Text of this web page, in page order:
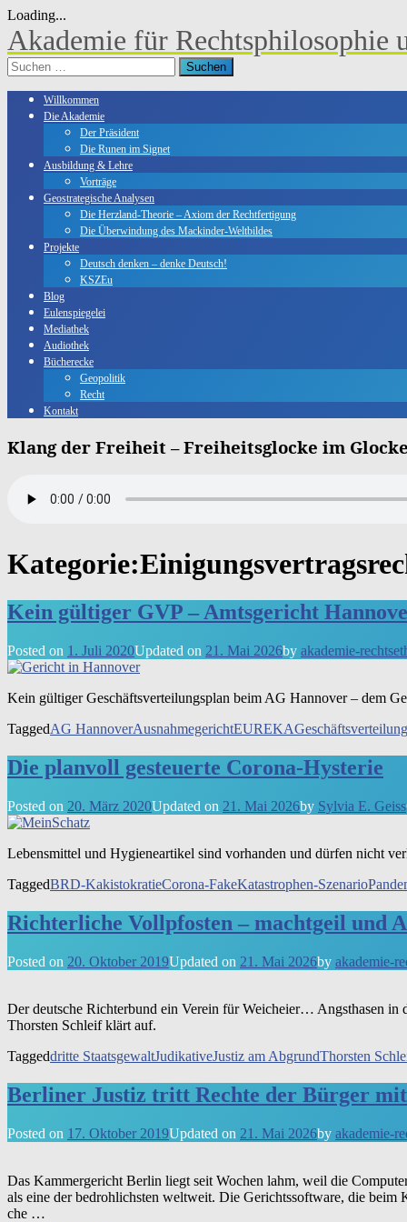
Loading...
Skip
to
content
Akademie für Rechtsphilosophie
Suchen
nach:
Willkommen
Die Akademie
Der Präsident
Die Runen im Signet
Ausbildung & Lehre
Vorträge
Geostrategische Analysen
Die Herzland-Theorie – Axiom der Rechtfertigung
Die Überwindung des Mackinder-Weltbildes
Projekte
Deutsch denken – denke Deutsch!
KSZEu
Blog
Eulenspiegelei
Mediathek
Audiothek
Bücherecke
Geopolitik
Recht
Kontakt
Klang der Freiheit – Freiheitsglocke im
Kategorie:
Kein gültiger GVP – Amtsgericht
Posted on 1. Juli 2020Updated on 21. Mai 2026by akademie-
Kein gül­ti­ger Geschäfts­ver­tei­lungs­plan beim AG Han­no­ver – dem
TaggedAG HannoverAusnahmegerichtEUREKA
Die planvoll gesteuerte Corona-Hysterie
Posted on 20. März 2020Updated on 21. Mai 2026by Sylvia E. Geiss
Lebens­mit­tel und Hygie­ne­ar­ti­kel sind vor­han­den und dür­fen nicht
TaggedBRD-KakistokratieCorona-FakeKatastrophen-Szenario
Richterliche Vollpfosten – machtgeil und
Posted on 20. Oktober 2019Updated on 21. Mai 2026by akademie-
Der deut­sche Rich­ter­bund ein Ver­ein für Weich­ei­er… Angst­ha­sen
Thor­sten Schleif klärt auf.
Taggeddritte StaatsgewaltJudikativeJustiz am AbgrundThorsten
Berliner Justiz tritt Rechte der Bürger
Posted on 17. Oktober 2019Updated on 21. Mai 2026by akademie-
Das Kam­mer­ge­richt Ber­lin liegt seit Wochen lahm, weil die
als eine der bedroh­lich­sten welt­weit. Die Gerichts­soft­ware, die
che …